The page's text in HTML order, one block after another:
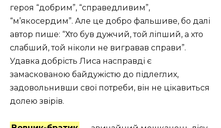
героя “добрим”, “справедливим”,
“м’якосердим”. Але це добро фальшиве, бо далі
автор пише: “Хто був дужчий, той ліпший, а хто
слабший, той ніколи не вигравав справи”.
Удавка добрість Лиса насправді є
замаскованою байдужістю до підлеглих,
задовольнивши свої потреби, він не цікавиться
долею звірів.